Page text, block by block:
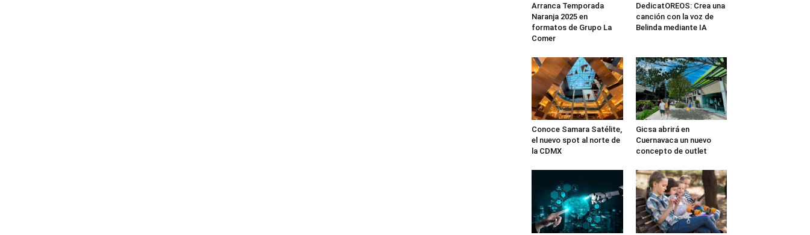
Arranca Temporada
Naranja 2025 en
formatos de Grupo La
Comer
DedicatOREOS: Crea una
canción con la voz de
Belinda mediante IA
Conoce Samara Satélite,
el nuevo spot al norte de
la CDMX
Gicsa abrirá en
Cuernavaca un nuevo
concepto de outlet